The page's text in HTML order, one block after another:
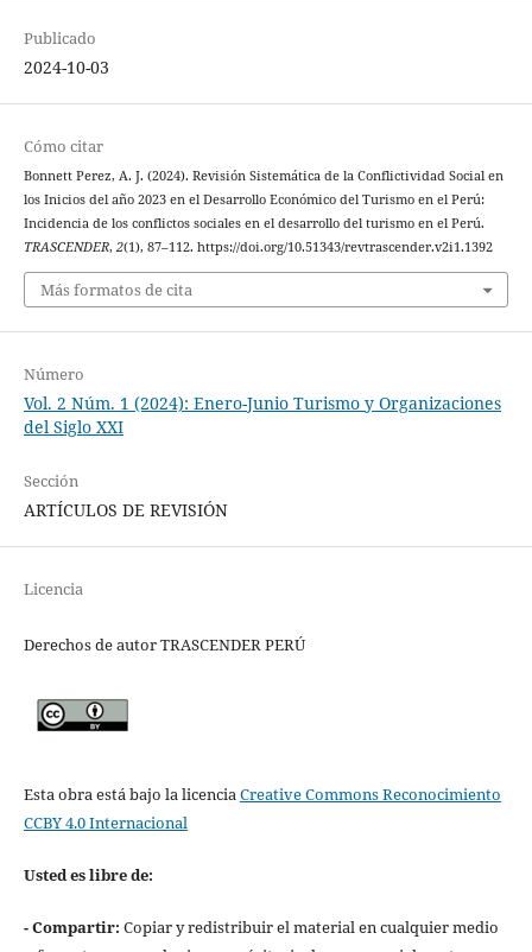
Publicado
2024-10-03
Cómo citar
Bonnett Perez, A. J. (2024). Revisión Sistemática de la Conflictividad Social en
los Inicios del año 2023 en el Desarrollo Económico del Turismo en el Perú:
Incidencia de los conflictos sociales en el desarrollo del turismo en el Perú.
TRASCENDER, 2(1), 87–112. https://doi.org/10.51343/revtrascender.v2i1.1392
Más formatos de cita
Número
Vol. 2 Núm. 1 (2024): Enero-Junio Turismo y Organizaciones
del Siglo XXI
Sección
ARTÍCULOS DE REVISIÓN
Licencia
Derechos de autor TRASCENDER PERÚ
Esta obra está bajo la licenciaCreative Commons Reconocimiento
CCBY 4.0 Internacional
Usted es libre de:
- Compartir: Copiar y redistribuir el material en cualquier medio